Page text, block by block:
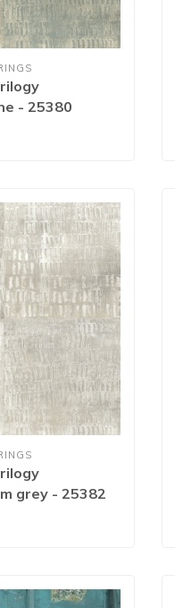
- 25380
grey - 25382